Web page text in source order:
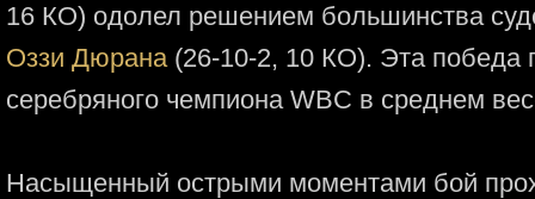
16 КО) одолел решением большинства
Оззи Дюрана(26-10-2, 10 КО). Эта победа
серебряного чемпиона WBC в среднем
Насыщенный острыми моментами бой